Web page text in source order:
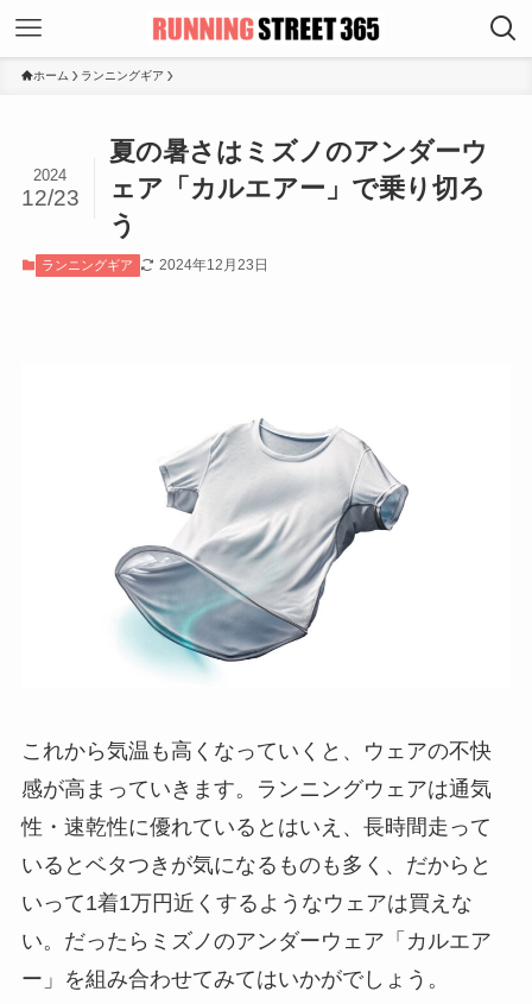
ホーム ランニングギア
夏の暑さはミズノのアンダーウ
ェア「カルエアー」で乗り切ろ
う
2024
12/23
ランニングギア 2024年12月23日
これから気温も高くなっていくと、ウェアの不快
感が高まっていきます。ランニングウェアは通気
性・速乾性に優れているとはいえ、長時間走って
いるとベタつきが気になるものも多く、だからと
いって1着1万円近くするようなウェアは買えな
い。だったらミズノのアンダーウェア「カルエア
ー」を組み合わせてみてはいかがでしょう。